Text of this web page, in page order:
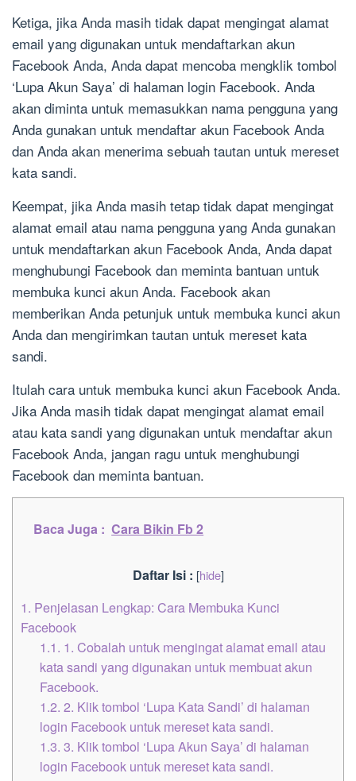
Ketiga, jika Anda masih tidak dapat mengingat alamat
email yang digunakan untuk mendaftarkan akun
Facebook Anda, Anda dapat mencoba mengklik tombol
‘Lupa Akun Saya’ di halaman login Facebook. Anda
akan diminta untuk memasukkan nama pengguna yang
Anda gunakan untuk mendaftar akun Facebook Anda
dan Anda akan menerima sebuah tautan untuk mereset
kata sandi.
Keempat, jika Anda masih tetap tidak dapat mengingat
alamat email atau nama pengguna yang Anda gunakan
untuk mendaftarkan akun Facebook Anda, Anda dapat
menghubungi Facebook dan meminta bantuan untuk
membuka kunci akun Anda. Facebook akan
memberikan Anda petunjuk untuk membuka kunci akun
Anda dan mengirimkan tautan untuk mereset kata
sandi.
Itulah cara untuk membuka kunci akun Facebook Anda.
Jika Anda masih tidak dapat mengingat alamat email
atau kata sandi yang digunakan untuk mendaftar akun
Facebook Anda, jangan ragu untuk menghubungi
Facebook dan meminta bantuan.
Baca Juga : Cara Bikin Fb 2
Daftar Isi : [hide]
1. Penjelasan Lengkap: Cara Membuka Kunci
Facebook
1.1. 1. Cobalah untuk mengingat alamat email atau
kata sandi yang digunakan untuk membuat akun
Facebook.
1.2. 2. Klik tombol ‘Lupa Kata Sandi’ di halaman
login Facebook untuk mereset kata sandi.
1.3. 3. Klik tombol ‘Lupa Akun Saya’ di halaman
login Facebook untuk mereset kata sandi.